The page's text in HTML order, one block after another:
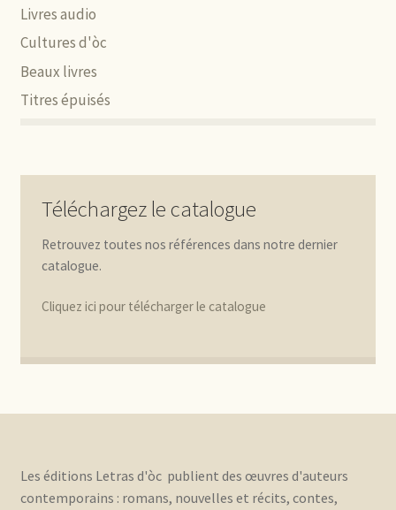
Livres audio
Cultures d'òc
Beaux livres
Titres épuisés
Téléchargez le catalogue
Retrouvez toutes nos références dans notre dernier
catalogue.
Cliquez ici pour télécharger le catalogue
Les éditions Letras d'òc publient des œuvres d'auteurs
contemporains : romans, nouvelles et récits, contes,